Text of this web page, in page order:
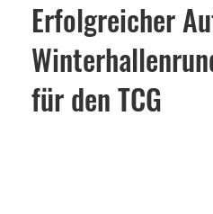
Erfolgreicher
für den TCG